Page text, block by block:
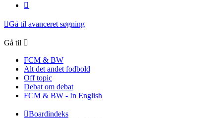
Gå til avanceret søgning
Gå til
FCM & BW
Alt det andet fodbold
Off topic
Debat om debat
FCM & BW - In English
Boardindeks